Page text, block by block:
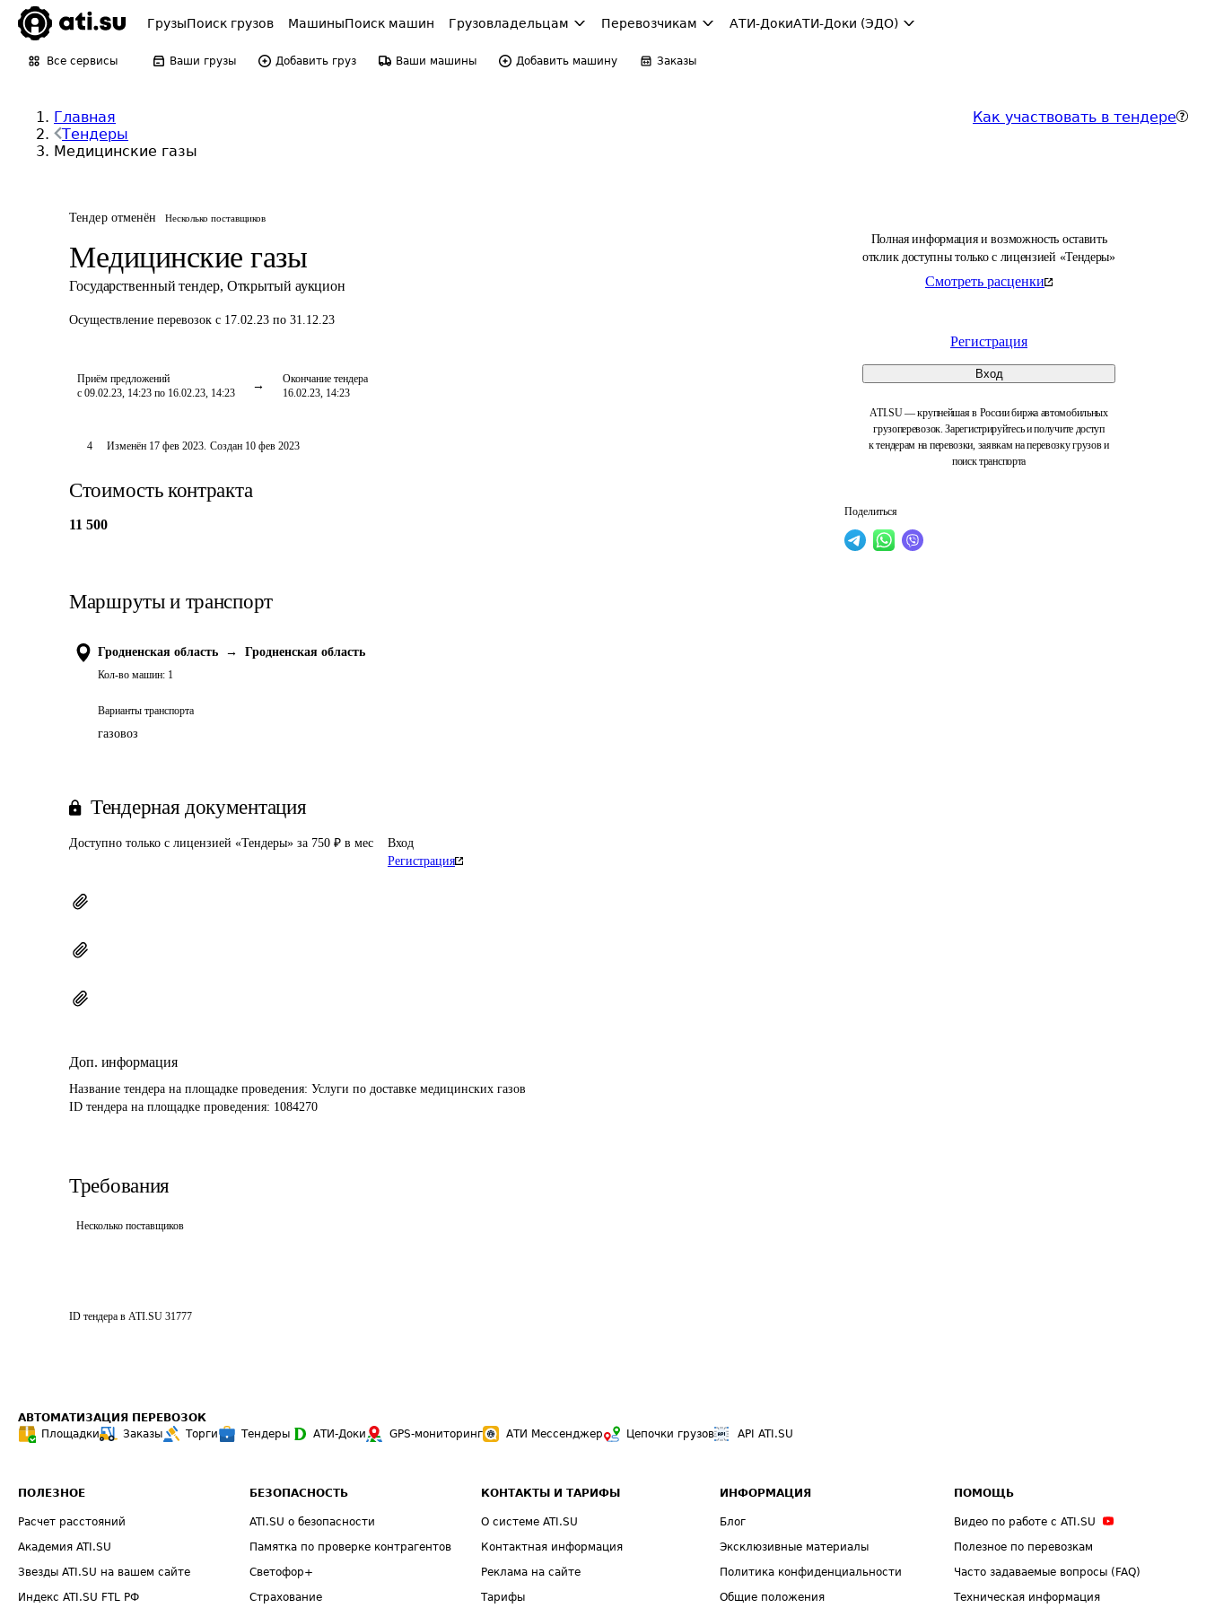
ГрузыПоиск грузов МашиныПоиск машин Грузовладельцам Перевозчикам АТИ-ДокиАТИ-Доки (ЭДО)
Все сервисы Ваши грузы Добавить груз Ваши машины Добавить машину Заказы
Главная
Тендеры
Медицинские газы
Как участвовать в тендере
Тендер отменён Несколько поставщиков
Медицинские газы
Государственный тендер, Открытый аукцион
Осуществление перевозок с 17.02.23 по 31.12.23
Приём предложений
с 09.02.23, 14:23 по 16.02.23, 14:23
Окончание тендера
16.02.23, 14:23
Полная информация и возможность оставить
отклик доступны только с лицензией «Тендеры»
Смотреть расценки
Регистрация
Вход
ATI.SU — крупнейшая в России биржа автомобильных
грузоперевозок. Зарегистрируйтесь и получите доступ
к тендерам на перевозки, заявкам на перевозку грузов и
поиск транспорта
Поделиться
4 Изменён 17 фев 2023. Создан 10 фев 2023
Стоимость контракта
11 500
Маршруты и транспорт
Гродненская область → Гродненская область
Кол-во машин: 1
Варианты транспорта
газовоз
Тендерная документация
Доступно только с лицензией «Тендеры» за 750 ₽ в мес
Вход
Регистрация
Доп. информация
Название тендера на площадке проведения: Услуги по доставке медицинских газов
ID тендера на площадке проведения: 1084270
Требования
Несколько поставщиков
ID тендера в ATI.SU 31777
АВТОМАТИЗАЦИЯ ПЕРЕВОЗОК
Площадки
Заказы Торги Тендеры АТИ-Доки GPS-мониторинг АТИ Мессенджер Цепочки грузов API ATI.SU
ПОЛЕЗНОЕ
Расчет расстояний
Академия ATI.SU
Звезды ATI.SU на вашем сайте
Индекс ATI.SU FTL РФ
БЕЗОПАСНОСТЬ
ATI.SU о безопасности
Памятка по проверке контрагентов
Светофор+
Страхование
КОНТАКТЫ И ТАРИФЫ
О системе ATI.SU
Контактная информация
Реклама на сайте
Тарифы
ИНФОРМАЦИЯ
Блог
Эксклюзивные материалы
Политика конфиденциальности
Общие положения
ПОМОЩЬ
Видео по работе с ATI.SU
Полезное по перевозкам
Часто задаваемые вопросы (FAQ)
Техническая информация